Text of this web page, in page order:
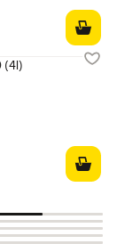
(4l)
₽ вместо